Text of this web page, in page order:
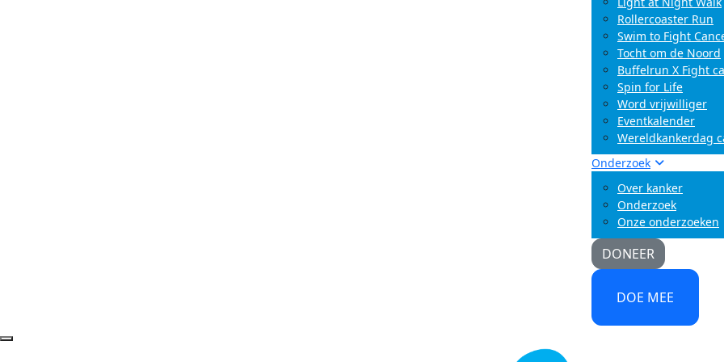
Rollercoaster Run
Swim to Fight
Tocht om de Noord
Buffelrun X Fight
Spin for Life
Word vrijwilliger
Eventkalender
Wereldkankerdag
Onderzoek
Over kanker
Onderzoek
Onze onderzoeken
DONEER
DOE MEE